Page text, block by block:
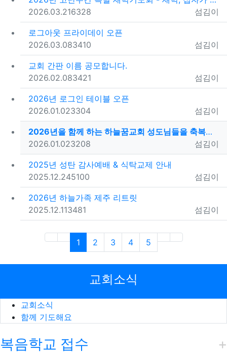
등록자
섬김이
등록일
2026.03.21조회
6328
로그아웃 프라이데이 오픈
등록자
섬김이
등록일
2026.03.08조회
3410
교회 간판 이름 공모합니다.
등록자
섬김이
등록일
2026.02.08조회
3421
2026년 로그인 테이블 오픈
등록자
섬김이
등록일
2026.01.02조회
3304
2026년을 함께 하는 하늘꿈교회 성도님들을 축복합니다…
등록자
섬김이
등록일
2026.01.02조회
3208
2025년 성탄 감사예배 & 식탁교제 안내
등록자
섬김이
등록일
2025.12.24조회
5100
2026년 하늘가족 제주 리트릿
등록자
섬김이
등록일
2025.12.11조회
3481
1(current)
2 3 4 5 (next)(last)
교회소식
교회소식
함께 기도해요
복음학교 접수